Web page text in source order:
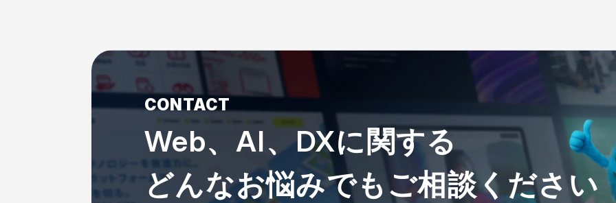
CONTACT
Web、AI、DXに関する
どんなお悩みでもご相談ください